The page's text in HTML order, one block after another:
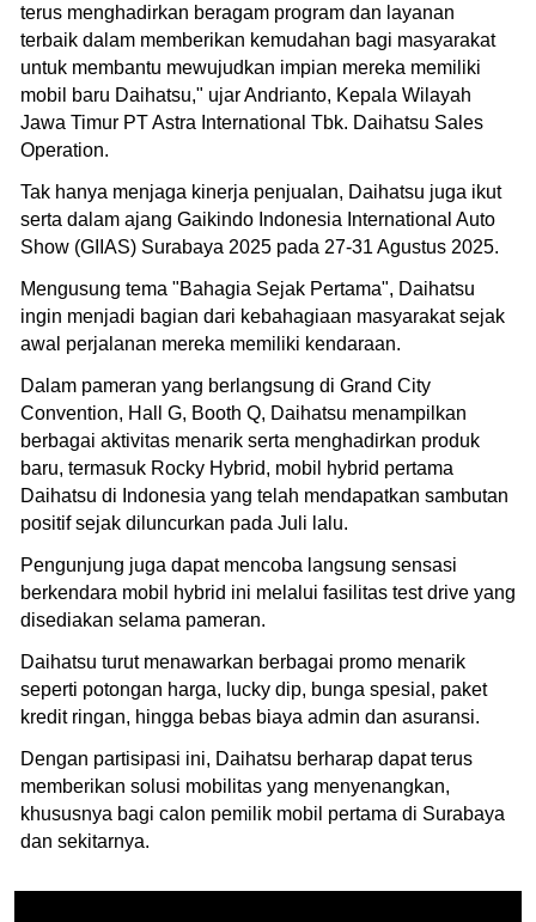
terus menghadirkan beragam program dan layanan
terbaik dalam memberikan kemudahan bagi masyarakat
untuk membantu mewujudkan impian mereka memiliki
mobil baru Daihatsu," ujar Andrianto, Kepala Wilayah
Jawa Timur PT Astra International Tbk. Daihatsu Sales
Operation.
Tak hanya menjaga kinerja penjualan, Daihatsu juga ikut
serta dalam ajang Gaikindo Indonesia International Auto
Show (GIIAS) Surabaya 2025 pada 27-31 Agustus 2025.
Mengusung tema "Bahagia Sejak Pertama", Daihatsu
ingin menjadi bagian dari kebahagiaan masyarakat sejak
awal perjalanan mereka memiliki kendaraan.
Dalam pameran yang berlangsung di Grand City
Convention, Hall G, Booth Q, Daihatsu menampilkan
berbagai aktivitas menarik serta menghadirkan produk
baru, termasuk Rocky Hybrid, mobil hybrid pertama
Daihatsu di Indonesia yang telah mendapatkan sambutan
positif sejak diluncurkan pada Juli lalu.
Pengunjung juga dapat mencoba langsung sensasi
berkendara mobil hybrid ini melalui fasilitas test drive yang
disediakan selama pameran.
Daihatsu turut menawarkan berbagai promo menarik
seperti potongan harga, lucky dip, bunga spesial, paket
kredit ringan, hingga bebas biaya admin dan asuransi.
Dengan partisipasi ini, Daihatsu berharap dapat terus
memberikan solusi mobilitas yang menyenangkan,
khususnya bagi calon pemilik mobil pertama di Surabaya
dan sekitarnya.